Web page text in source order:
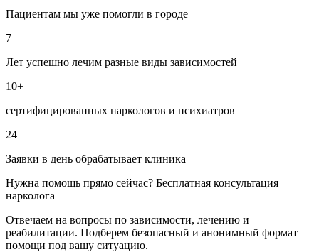
Пациентам мы уже помогли в городе
7
Лет успешно лечим разные виды зависимостей
10+
сертифицированных наркологов и психиатров
24
Заявки в день обрабатывает клиника
Нужна помощь прямо сейчас? Бесплатная консультация
нарколога
Отвечаем на вопросы по зависимости, лечению и
реабилитации. Подберем безопасный и анонимный формат
помощи под вашу ситуацию.